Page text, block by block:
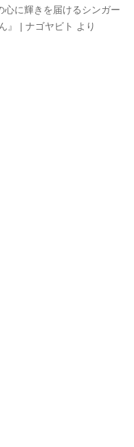
心に輝きを届けるシンガー
』 | ナゴヤビト より